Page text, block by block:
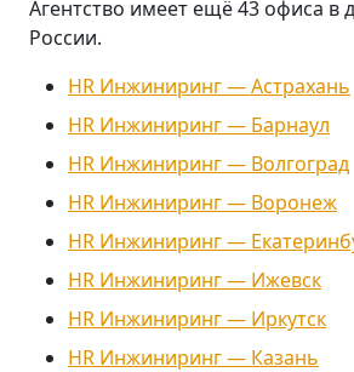
Агентство имеет ещё 43 офиса в
России.
HR Инжиниринг — Астрахань
HR Инжиниринг — Барнаул
HR Инжиниринг — Волгоград
HR Инжиниринг — Воронеж
HR Инжиниринг —
HR Инжиниринг — Ижевск
HR Инжиниринг — Иркутск
HR Инжиниринг — Казань